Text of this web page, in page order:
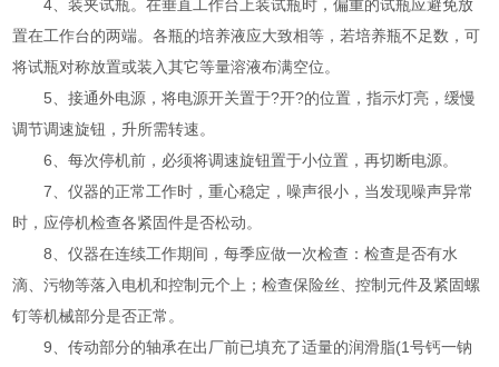
4、装夹试瓶。在垂直工作台上装试瓶时，偏重的试瓶应避免放
置在工作台的两端。各瓶的培养液应大致相等，若培养瓶不足数，可
将试瓶对称放置或装入其它等量溶液布满空位。
5、接通外电源，将电源开关置于?开?的位置，指示灯亮，缓慢
调节调速旋钮，升所需转速。
6、每次停机前，必须将调速旋钮置于小位置，再切断电源。
7、仪器的正常工作时，重心稳定，噪声很小，当发现噪声异常
时，应停机检查各紧固件是否松动。
8、仪器在连续工作期间，每季应做一次检查：检查是否有水
滴、污物等落入电机和控制元个上；检查保险丝、控制元件及紧固螺
钉等机械部分是否正常。
9、传动部分的轴承在出厂前已填充了适量的润滑脂(1号钙一钠